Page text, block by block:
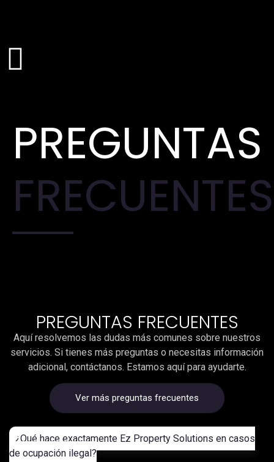
PREGUNTAS
FRECUENTES
PREGUNTAS FRECUENTES
Aquí resolvemos las dudas más comunes sobre nuestros
servicios. Si tienes más preguntas o necesitas información
adicional, contáctanos. Estamos aquí para ayudarte.
Ver más preguntas frecuentes
¿Qué hace exactamente Ez Property Solutions en casos
de ocupación ilegal?